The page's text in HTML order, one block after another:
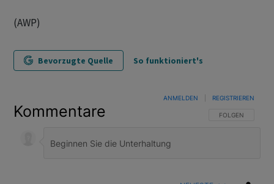
(AWP)
Bevorzugte Quelle So funktioniert's
Kommentare FOLGE DIESER
FOLGEN
ANMELDEN REGISTRIEREN